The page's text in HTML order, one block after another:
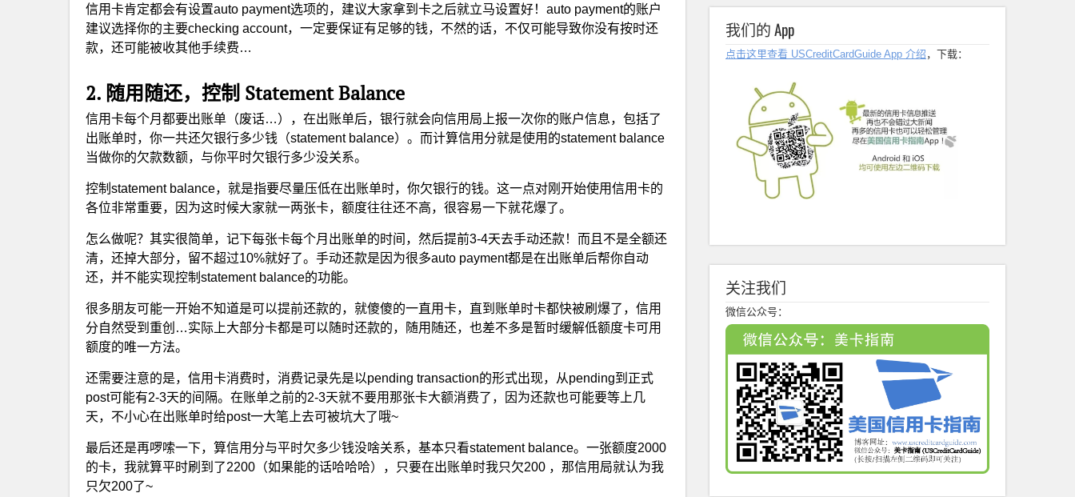
信用卡肯定都会有设置auto payment选项的，建议大家拿到卡之后就立马设置好！auto payment的账户
建议选择你的主要checking account，一定要保证有足够的钱，不然的话，不仅可能导致你没有按时还
款，还可能被收其他手续费…
2. 随用随还，控制 Statement Balance
信用卡每个月都要出账单（废话…），在出账单后，银行就会向信用局上报一次你的账户信息，包括了
出账单时，你一共还欠银行多少钱（statement balance）。而计算信用分就是使用的statement balance
当做你的欠款数额，与你平时欠银行多少没关系。
控制statement balance，就是指要尽量压低在出账单时，你欠银行的钱。这一点对刚开始使用信用卡的
各位非常重要，因为这时候大家就一两张卡，额度往往还不高，很容易一下就花爆了。
怎么做呢？其实很简单，记下每张卡每个月出账单的时间，然后提前3-4天去手动还款！而且不是全额还
清，还掉大部分，留不超过10%就好了。手动还款是因为很多auto payment都是在出账单后帮你自动
还，并不能实现控制statement balance的功能。
很多朋友可能一开始不知道是可以提前还款的，就傻傻的一直用卡，直到账单时卡都快被刷爆了，信用
分自然受到重创…实际上大部分卡都是可以随时还款的，随用随还，也差不多是暂时缓解低额度卡可用
额度的唯一方法。
还需要注意的是，信用卡消费时，消费记录先是以pending transaction的形式出现，从pending到正式
post可能有2-3天的间隔。在账单之前的2-3天就不要用那张卡大额消费了，因为还款也可能要等上几
天，不小心在出账单时给post一大笔上去可被坑大了哦~
最后还是再啰嗦一下，算信用分与平时欠多少钱没啥关系，基本只看statement balance。一张额度2000
的卡，我就算平时刷到了2200（如果能的话哈哈哈），只要在出账单时我只欠200 ，那信用局就认为我
只欠200了~
我们的 App
点击这里查看 USCreditCardGuide App 介绍 ，下载：
关注我们
微信公众号：